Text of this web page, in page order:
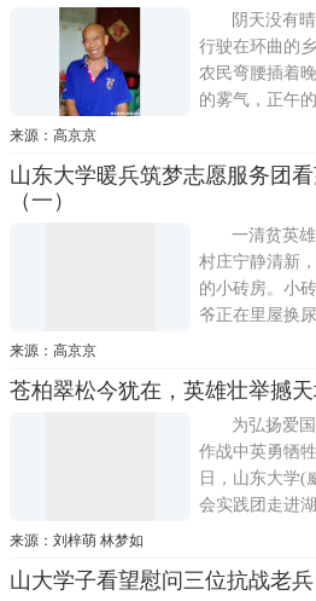
家中拜访。团
历史记忆，赠
阴天没有
行驶在环曲的
农民弯腰插着
的雾气，正午
一行人身沐其
的欧杰友爷爷
地切开西瓜，
来源：高京京
山东大学暖兵筑梦志愿服务团
（一）
一清贫英
村庄宁静清新
的小砖房。小
爷正在里屋换
爷，最近过得
耳朵已经听不
气，穿着印有
英
来源：高京京
苍柏翠松今犹在，英雄壮举撼
为弘扬爱
作战中英勇牺
日，山东大学(
会实践团走进
以情暖抗战老
墓。(王甲本、
来源：刘梓萌 林梦如
山大学子看望慰问三位抗战老兵